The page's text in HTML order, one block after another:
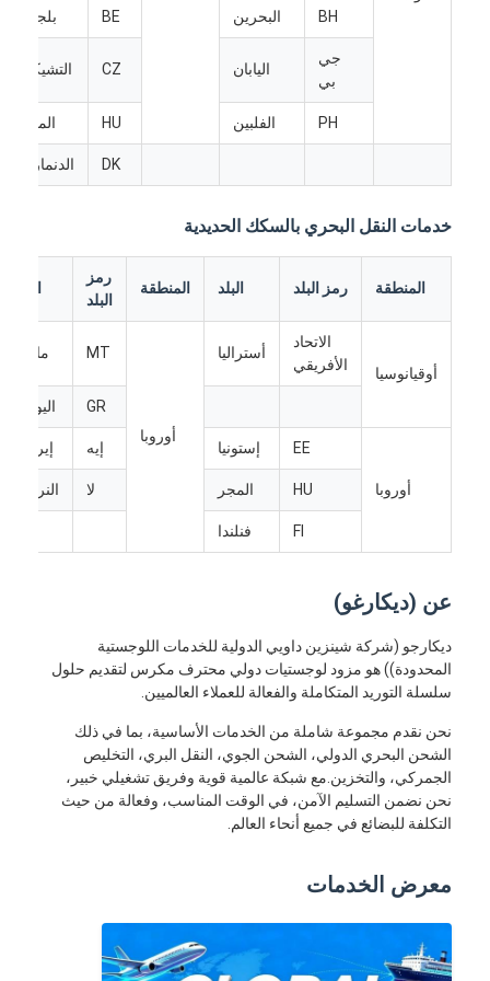
النقل بالسكك الحديدية
الشحن إلى أمازون
BH البحرين BE بلجيكا
جي
بي
اليابان CZ التشيكية
PH الفلبين HU المجر
DK الدنمارك
خدمات النقل البحري بالسكك الحديدية
المنطقة رمز البلد البلد المنطقة
رمز
البلد
أوقيانوسيا
الاتحاد
الأفريقي
أستراليا
أوروبا
MT مالطا
GR اليونان
أوروبا
EE إستونيا إيه إيرلندا
HU المجر لا النرويج
FI فنلندا
عن (ديكارغو)
ديكارجو (شركة شينزين داويي الدولية للخدمات اللوجستية
المحدودة)) هو مزود لوجستيات دولي محترف مكرس لتقديم حلول
سلسلة التوريد المتكاملة والفعالة للعملاء العالميين.
نحن نقدم مجموعة شاملة من الخدمات الأساسية، بما في ذلك
الشحن البحري الدولي، الشحن الجوي، النقل البري، التخليص
الجمركي، والتخزين.مع شبكة عالمية قوية وفريق تشغيلي خبير،
نحن نضمن التسليم الآمن، في الوقت المناسب، وفعالة من حيث
التكلفة للبضائع في جميع أنحاء العالم.
معرض الخدمات